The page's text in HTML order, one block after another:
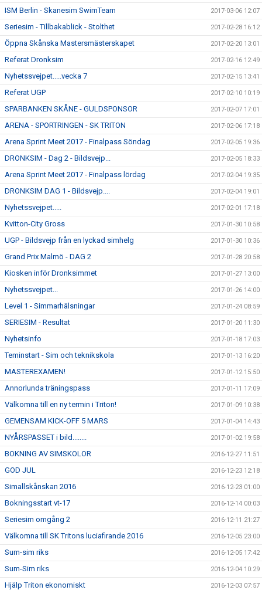
ISM Berlin - Skanesim SwimTeam 2017-03-06 12:07
Seriesim - Tillbakablick - Stolthet 2017-02-28 16:12
Öppna Skånska Mastersmästerskapet 2017-02-20 13:01
Referat Dronksim 2017-02-16 12:49
Nyhetssvejpet.....vecka 7 2017-02-15 13:41
Referat UGP 2017-02-10 10:19
SPARBANKEN SKÅNE - GULDSPONSOR 2017-02-07 17:01
ARENA - SPORTRINGEN - SK TRITON 2017-02-06 17:18
Arena Sprint Meet 2017 - Finalpass Söndag 2017-02-05 19:36
DRONKSIM - Dag 2 - Bildsvejp... 2017-02-05 18:33
Arena Sprint Meet 2017 - Finalpass lördag 2017-02-04 19:35
DRONKSIM DAG 1 - Bildsvejp.... 2017-02-04 19:01
Nyhetssvejpet..... 2017-02-01 17:18
Kvitton-City Gross 2017-01-30 10:58
UGP - Bildsvejp från en lyckad simhelg 2017-01-30 10:36
Grand Prix Malmö - DAG 2 2017-01-28 20:58
Kiosken inför Dronksimmet 2017-01-27 13:00
Nyhetssvejpet... 2017-01-26 14:00
Level 1 - Simmarhälsningar 2017-01-24 08:59
SERIESIM - Resultat 2017-01-20 11:30
Nyhetsinfo 2017-01-18 17:03
Teminstart - Sim och teknikskola 2017-01-13 16:20
MASTEREXAMEN! 2017-01-12 15:50
Annorlunda träningspass 2017-01-11 17:09
Välkomna till en ny termin i Triton! 2017-01-09 10:38
GEMENSAM KICK-OFF 5 MARS 2017-01-04 14:43
NYÅRSPASSET i bild........ 2017-01-02 19:58
BOKNING AV SIMSKOLOR 2016-12-27 11:51
GOD JUL 2016-12-23 12:18
Simallskånskan 2016 2016-12-23 01:00
Bokningsstart vt-17 2016-12-14 00:03
Seriesim omgång 2 2016-12-11 21:27
Välkomna till SK Tritons luciafirande 2016 2016-12-05 23:00
Sum-sim riks 2016-12-05 17:42
Sum-Sim riks 2016-12-04 10:29
Hjälp Triton ekonomiskt 2016-12-03 07:57